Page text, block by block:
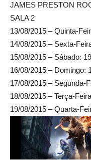
JAMES PRESTON
SALA 2
13/08/2015 – Quinta-
14/08/2015 – Sexta-
15/08/2015 – Sábado:
16/08/2015 – Domingo:
17/08/2015 – Segunda-
18/08/2015 – Terça-
19/08/2015 – Quarta-